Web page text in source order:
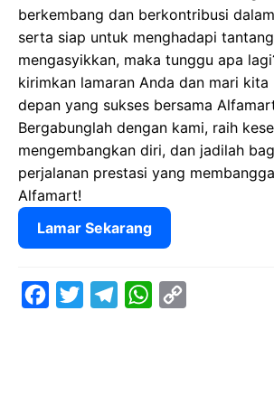
berkembang dan berkontribusi
serta siap untuk menghadapi
mengasyikkan, maka tunggu apa
kirimkan lamaran Anda dan mari kita
depan yang sukses bersama
Bergabunglah dengan kami, raih
mengembangkan diri, dan jadilah
perjalanan prestasi yang
Alfamart!
Lamar Sekarang
W